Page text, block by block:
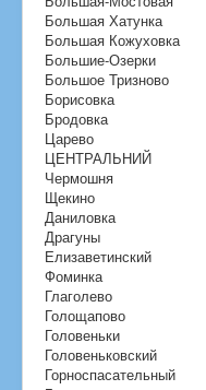
Большая Хатунка
Большая Кожуховка
Большие-Озерки
Большое Тризново
Борисовка
Бродовка
Царево
ЦЕНТРАЛЬНИЙ
Чермошня
Щекино
Даниловка
Драгуны
Елизаветинский
Фоминка
Глаголево
Голощапово
Головеньки
Головеньковский
Горноспасательный